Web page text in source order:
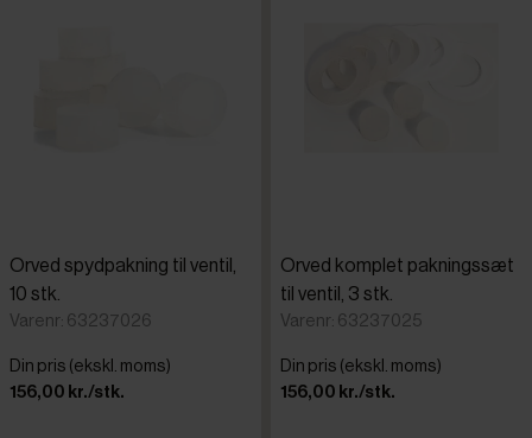
Orved spydpakning til ventil,
10 stk.
Varenr: 63237026
Din pris (ekskl. moms)
156,00 kr./stk.
Orved komplet pakningssæt
til ventil, 3 stk.
Varenr: 63237025
Din pris (ekskl. moms)
156,00 kr./stk.